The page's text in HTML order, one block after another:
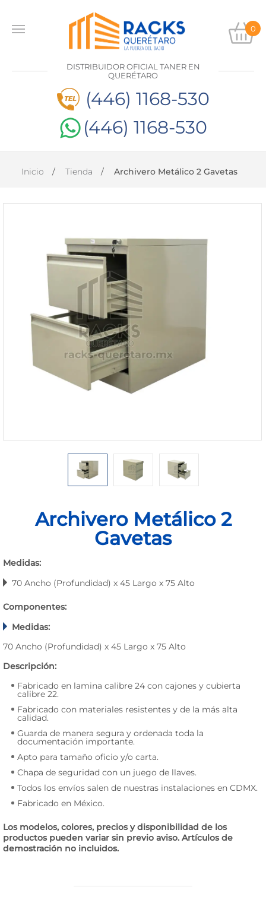
0
DISTRIBUIDOR OFICIAL TANER EN
QUERÉTARO
(446) 1168-530
(446) 1168-530
CONTACTO
TANER EN
QUERÉTARO
(446)
530
(446)
1168-
Bienvenido
Ingresa
Regístrate
Inicio Tienda Archivero Metálico 2 Gavetas
Archivero Metálico 2
Gavetas
Medidas:
70 Ancho (Profundidad) x 45 Largo x 75 Alto
Componentes:
Medidas:
70 Ancho (Profundidad) x 45 Largo x 75 Alto
Descripción:
Fabricado en lamina calibre 24 con cajones y cubierta
calibre 22.
Fabricado con materiales resistentes y de la más alta
calidad.
Guarda de manera segura y ordenada toda la
documentación importante.
Apto para tamaño oficio y/o carta.
Chapa de seguridad con un juego de llaves.
Todos los envíos salen de nuestras instalaciones en CDMX.
Fabricado en México.
Los modelos, colores, precios y disponibilidad de los
productos pueden variar sin previo aviso. Artículos de
demostración no incluidos.